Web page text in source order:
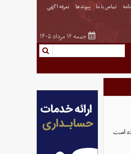
تماس با ما پیوندها تعرفه اگهی
جمعه ۱۶ مرداد ۱۴۰۵
است